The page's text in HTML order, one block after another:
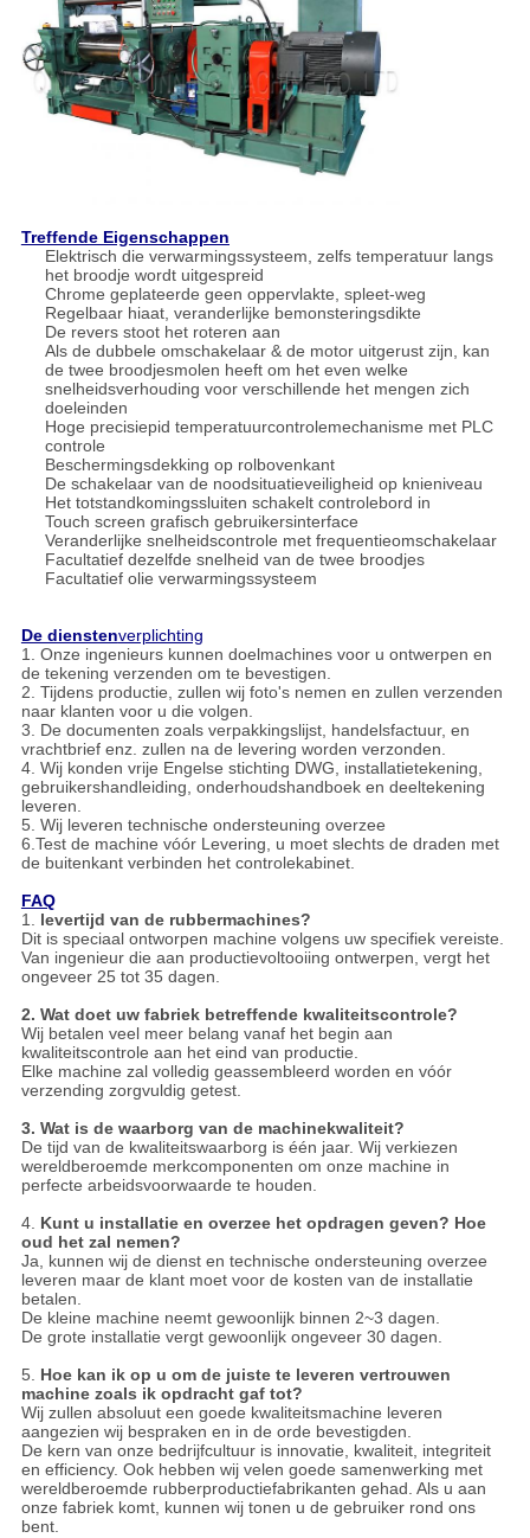
Treffende Eigenschappen
Elektrisch die verwarmingssysteem, zelfs temperatuur langs
het broodje wordt uitgespreid
Chrome geplateerde geen oppervlakte, spleet-weg
Regelbaar hiaat, veranderlijke bemonsteringsdikte
De revers stoot het roteren aan
Als de dubbele omschakelaar & de motor uitgerust zijn, kan
de twee broodjesmolen heeft om het even welke
snelheidsverhouding voor verschillende het mengen zich
doeleinden
Hoge precisiepid temperatuurcontrolemechanisme met PLC
controle
Beschermingsdekking op rolbovenkant
De schakelaar van de noodsituatieveiligheid op knieniveau
Het totstandkomingssluiten schakelt controlebord in
Touch screen grafisch gebruikersinterface
Veranderlijke snelheidscontrole met frequentieomschakelaar
Facultatief dezelfde snelheid van de twee broodjes
Facultatief olie verwarmingssysteem
De dienstenverplichting
1. Onze ingenieurs kunnen doelmachines voor u ontwerpen en
de tekening verzenden om te bevestigen.
2. Tijdens productie, zullen wij foto's nemen en zullen verzenden
naar klanten voor u die volgen.
3. De documenten zoals verpakkingslijst, handelsfactuur, en
vrachtbrief enz. zullen na de levering worden verzonden.
4. Wij konden vrije Engelse stichting DWG, installatietekening,
gebruikershandleiding, onderhoudshandboek en deeltekening
leveren.
5. Wij leveren technische ondersteuning overzee
6.Test de machine vóór Levering, u moet slechts de draden met
de buitenkant verbinden het controlekabinet.
FAQ
1. levertijd van de rubbermachines?
Dit is speciaal ontworpen machine volgens uw specifiek vereiste.
Van ingenieur die aan productievoltooiing ontwerpen, vergt het
ongeveer 25 tot 35 dagen.
2. Wat doet uw fabriek betreffende kwaliteitscontrole?
Wij betalen veel meer belang vanaf het begin aan
kwaliteitscontrole aan het eind van productie.
Elke machine zal volledig geassembleerd worden en vóór
verzending zorgvuldig getest.
3. Wat is de waarborg van de machinekwaliteit?
De tijd van de kwaliteitswaarborg is één jaar. Wij verkiezen
wereldberoemde merkcomponenten om onze machine in
perfecte arbeidsvoorwaarde te houden.
4. Kunt u installatie en overzee het opdragen geven? Hoe
oud het zal nemen?
Ja, kunnen wij de dienst en technische ondersteuning overzee
leveren maar de klant moet voor de kosten van de installatie
betalen.
De kleine machine neemt gewoonlijk binnen 2~3 dagen.
De grote installatie vergt gewoonlijk ongeveer 30 dagen.
5. Hoe kan ik op u om de juiste te leveren vertrouwen
machine zoals ik opdracht gaf tot?
Wij zullen absoluut een goede kwaliteitsmachine leveren
aangezien wij bespraken en in de orde bevestigden.
De kern van onze bedrijfcultuur is innovatie, kwaliteit, integriteit
en efficiency. Ook hebben wij velen goede samenwerking met
wereldberoemde rubberproductiefabrikanten gehad. Als u aan
onze fabriek komt, kunnen wij tonen u de gebruiker rond ons
bent.